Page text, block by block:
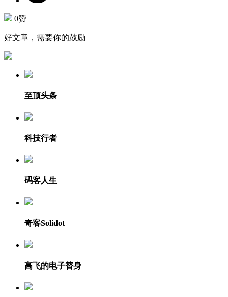
0赞
好文章，需要你的鼓励
至顶头条
科技行者
码客人生
奇客Solidot
高飞的电子替身